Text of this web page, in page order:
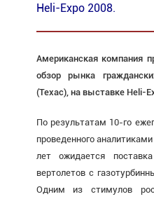
Heli-Expo 2008.
Американская компания
обзор рынка
(Техас), на выставке Heli-
По результатам 10-го
проведенного
лет ожидается
вертолетов с
Одним из стимулов